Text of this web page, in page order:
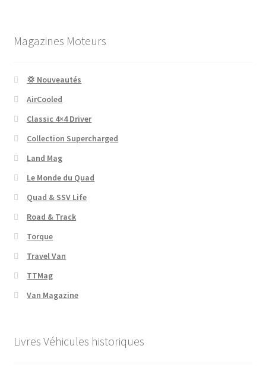
Magazines Moteurs
💢 Nouveautés
AirCooled
Classic 4×4 Driver
Collection Supercharged
Land Mag
Le Monde du Quad
Quad & SSV Life
Road & Track
Torque
Travel Van
TTMag
Van Magazine
Livres Véhicules historiques